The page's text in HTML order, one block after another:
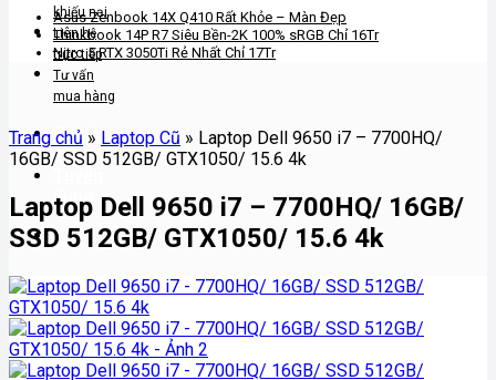
khiếu nại
Liên hệ
trực tiếp
Tư vấn
mua hàng
Chính
sách
dụng
Asus Zenbook 14X Q410 Rất Khỏe – Màn Đẹp
Thinkbook 14P R7 Siêu Bền-2K 100% sRGB Chỉ 16Tr
Nitro 5 RTX 3050Ti Rẻ Nhất Chỉ 17Tr
Trang chủ » Laptop Cũ » Laptop Dell 9650 i7 – 7700HQ/
16GB/ SSD 512GB/ GTX1050/ 15.6 4k
Laptop Dell 9650 i7 – 7700HQ/ 16GB/
SSD 512GB/ GTX1050/ 15.6 4k